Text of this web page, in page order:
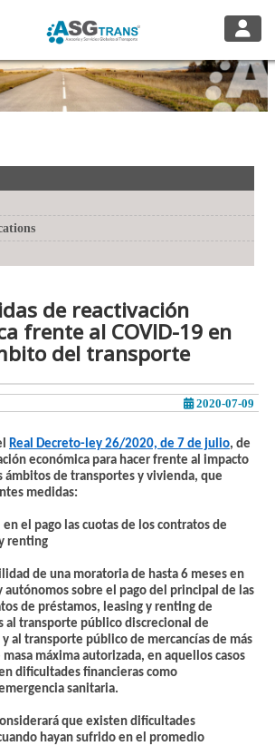
de reactivación
frente al COVID-19 en
del transporte
2020-07-09
Real Decreto-ley 26/2020, de 7 de julio, de
económica para hacer frente al impacto
ámbitos de transportes y vivienda, que
medidas:
el pago las cuotas de los contratos de
renting
de una moratoria de hasta 6 meses en
autónomos sobre el pago del principal de las
de préstamos, leasing y renting de
al transporte público discrecional de
al transporte público de mercancías de más
máxima autorizada, en aquellos casos
dificultades financieras como
sanitaria.
que existen dificultades
hayan sufrido en el promedio